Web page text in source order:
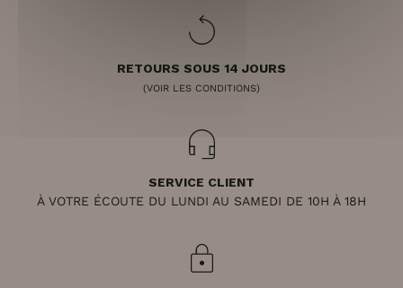
RETOURS SOUS 14 JOURS
(VOIR LES CONDITIONS)
SERVICE CLIENT
À VOTRE ÉCOUTE DU LUNDI AU SAMEDI DE 10H À 18H